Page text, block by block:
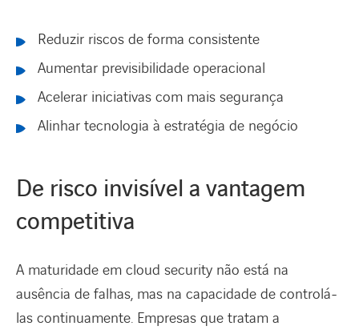
Reduzir riscos de forma consistente
Aumentar previsibilidade operacional
Acelerar iniciativas com mais segurança
Alinhar tecnologia à estratégia de negócio
De risco invisível a vantagem
competitiva
A maturidade em cloud security não está na
ausência de falhas, mas na capacidade de controlá-
las continuamente. Empresas que tratam a